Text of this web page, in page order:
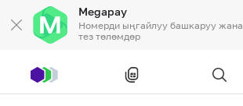
Megapay
Номерди ыңгайлуу башкаруу жана
тез төлөмдөр